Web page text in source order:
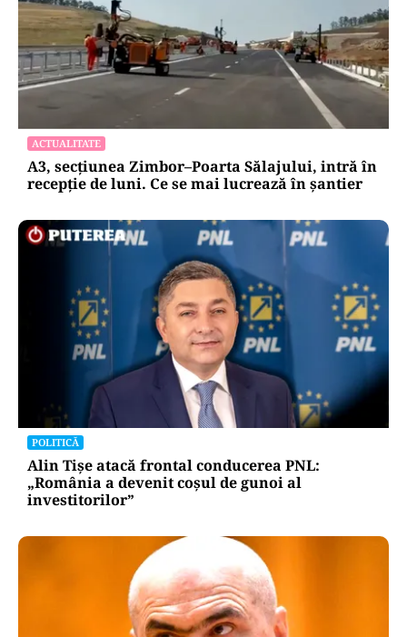
ACTUALITATE
A3, secțiunea Zimbor–Poarta Sălajului, intră în
recepție de luni. Ce se mai lucrează în șantier
POLITICĂ
Alin Tișe atacă frontal conducerea PNL:
„România a devenit coșul de gunoi al
investitorilor”